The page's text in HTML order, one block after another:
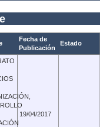
Fecha de
Publicación
Estado
19/04/2017